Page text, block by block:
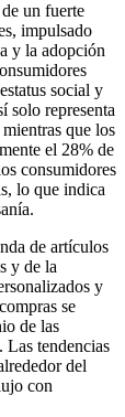
un fuerte
impulsado
y la adopción
social y
solo representa
que los
el 28% de
consumidores
lo que indica
de artículos
y de la
y
se
de las
Las tendencias
del
con